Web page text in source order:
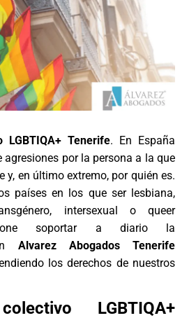
LGBTIQA+ Tenerife. En España
agresiones por la persona a la que
y, en último extremo, por quién es.
países en los que ser lesbiana,
intersexual o queer
soportar a diario la
Alvarez Abogados Tenerife
los derechos de nuestros
LGBTIQA+